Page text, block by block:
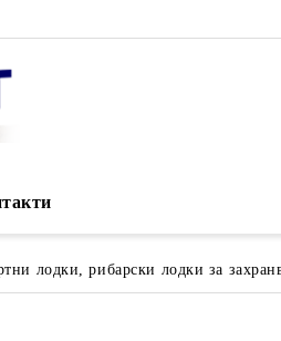
лодки, рибарски лодки за